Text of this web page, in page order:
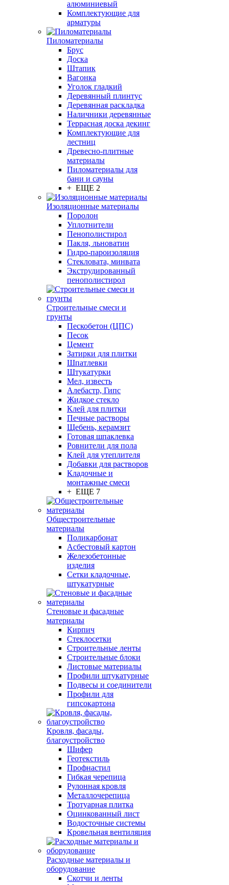
алюминиевый
Комплектующие для
арматуры
Пиломатериалы
Брус
Доска
Штапик
Вагонка
Уголок гладкий
Деревянный плинтус
Деревянная раскладка
Наличники деревянные
Террасная доска декинг
Комплектующие для
лестниц
Древесно-плитные
материалы
Пиломатериалы для
бани и сауны
+ ЕЩЕ 2
Изоляционные материалы
Поролон
Уплотнители
Пенополистирол
Пакля, льноватин
Гидро-пароизоляция
Стекловата, минвата
Экструдированный
пенополистирол
Строительные смеси и
грунты
Пескобетон (ЦПС)
Песок
Цемент
Затирки для плитки
Шпатлевки
Штукатурки
Мел, известь
Алебастр, Гипс
Жидкое стекло
Клей для плитки
Печные растворы
Щебень, керамзит
Готовая шпаклевка
Ровнители для пола
Клей для утеплителя
Добавки для растворов
Кладочные и
монтажные смеси
+ ЕЩЕ 7
Общестроительные
материалы
Поликарбонат
Асбестовый картон
Железобетонные
изделия
Сетки кладочные,
штукатурные
Стеновые и фасадные
материалы
Кирпич
Стеклосетки
Строительные ленты
Строительные блоки
Листовые материалы
Профили штукатурные
Подвесы и соединители
Профили для
гипсокартона
Кровля, фасады,
благоустройство
Шифер
Геотекстиль
Профнастил
Гибкая черепица
Рулонная кровля
Металлочерепица
Тротуарная плитка
Оцинкованный лист
Водосточные системы
Кровельная вентиляция
Расходные материалы и
оборудование
Скотчи и ленты